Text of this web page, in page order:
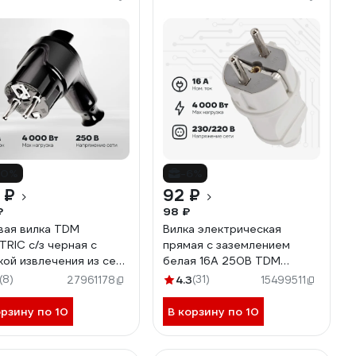
₽
вилка TDM
c/з черная с
извлечения из сети
SQ1806-0399
(8) 27961178
по 10
92 ₽
98 ₽
Вилка электрическая
прямая с заземлением
белая 16А 250В TDM
ELECTRIC SQ1806-0003
4.3(31) 15499511
В корзину по 10